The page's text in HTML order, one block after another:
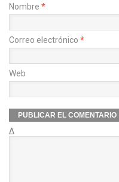
Nombre *
Correo electrónico *
Web
Δ